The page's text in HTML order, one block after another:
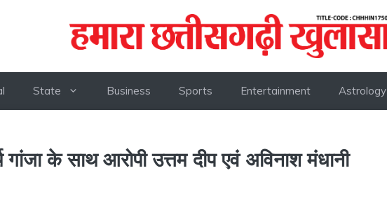
State Business Sports Entertainment Astrology
गांजा के साथ आरोपी उत्तम दीप एवं अविनाश मंधानी